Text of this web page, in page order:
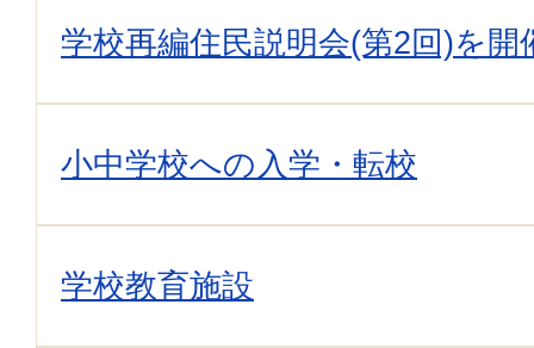
学校再編住民説明会(第2回)を開
小中学校への入学・転校
学校教育施設